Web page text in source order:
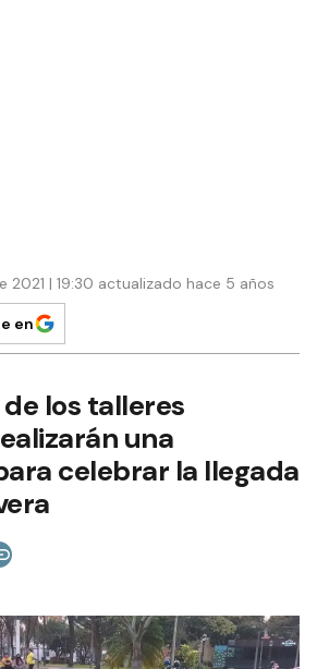
2021 | 19:30 actualizado hace 5 años
en
los talleres
una
celebrar la llegada